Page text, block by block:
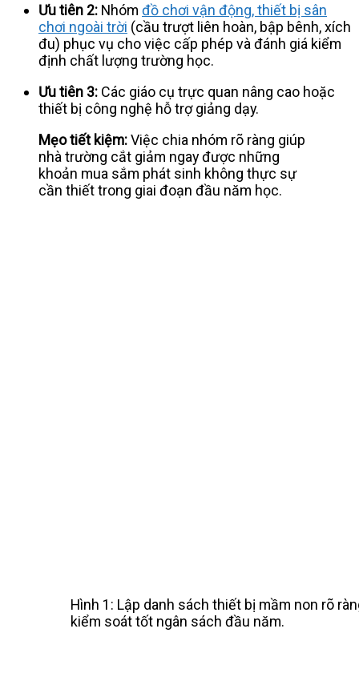
Ưu tiên 2: Nhóm đồ chơi vận động, thiết bị sân
chơi ngoài trời (cầu trượt liên hoàn, bập bênh, xích
đu) phục vụ cho việc cấp phép và đánh giá kiểm
định chất lượng trường học.
Ưu tiên 3: Các giáo cụ trực quan nâng cao hoặc
thiết bị công nghệ hỗ trợ giảng dạy.
Mẹo tiết kiệm:Việc chia nhóm rõ ràng giúp
nhà trường cắt giảm ngay được những
khoản mua sắm phát sinh không thực sự
cần thiết trong giai đoạn đầu năm học.
Hình 1: Lập danh sách thiết bị mầm non rõ
kiểm soát tốt ngân sách đầu năm.